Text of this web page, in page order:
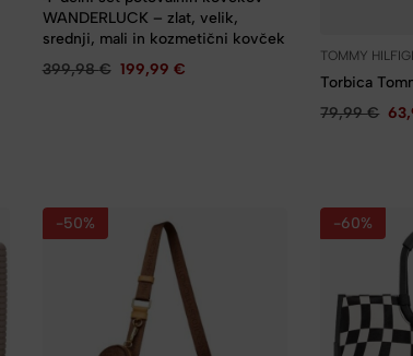
WANDERLUCK – zlat, velik,
srednji, mali in kozmetični kovček
399,98€ 199,99 €
TOMMY
Torbica
79,99€
-50% -60%